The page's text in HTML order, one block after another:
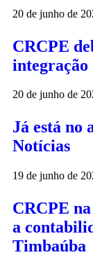
20 de junho de
CRCPE
integração
20 de junho de
Já está no
Notícias
19 de junho de
CRCPE
a
Timbaúba